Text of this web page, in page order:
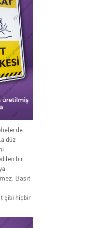
düz
bir
Basit
gibi hiçbir